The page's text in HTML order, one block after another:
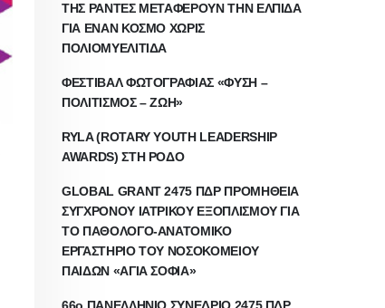
ΤΗΣ ΡΑΝΤΕΣ ΜΕΤΑΦΕΡΟΥΝ ΤΗΝ ΕΛΠΙΔΑ
ΓΙΑ ΕΝΑΝ ΚΟΣΜΟ ΧΩΡΙΣ
ΠΟΛΙΟΜΥΕΛΙΤΙΔΑ
ΦΕΣΤΙΒΑΛ ΦΩΤΟΓΡΑΦΙΑΣ «ΦΥΣΗ –
ΠΟΛΙΤΙΣΜΟΣ – ΖΩΗ»
RYLA (ROTARY YOUTH LEADERSHIP
AWARDS) ΣΤΗ ΡΟΔΟ
GLOBAL GRANT 2475 ΠΔΡ ΠΡΟΜΗΘΕΙΑ
ΣΥΓΧΡΟΝΟΥ ΙΑΤΡΙΚΟΥ ΕΞΟΠΛΙΣΜΟΥ ΓΙΑ
ΤΟ ΠΑΘΟΛΟΓΟ-ΑΝΑΤΟΜΙΚΟ
ΕΡΓΑΣΤΗΡΙΟ ΤΟΥ ΝΟΣΟΚΟΜΕΙΟΥ
ΠΑΙΔΩΝ «ΑΓΙΑ ΣΟΦΙΑ»